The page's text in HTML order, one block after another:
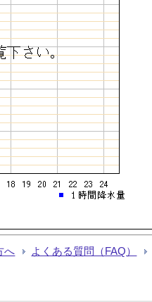
へ よくある質問（FAQ）